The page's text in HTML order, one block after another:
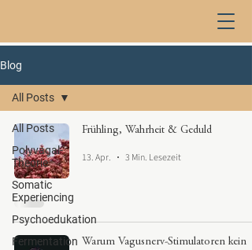
Blog
All Posts
Polyvagal-
Theorie
Somatic
Experiencing
Psychoedukation
Fermentation
All Posts
Frühling, Wahrheit & Geduld
13. Apr. 3 Min. Lesezeit
Warum Vagusnerv-Stimulatoren kein